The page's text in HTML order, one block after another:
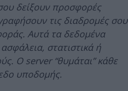
δείξουν προσφορές
τις διαδρομές σου
Αυτά τα δεδομένα
στατιστικά ή
Ο server “θυμάται” κάθε
υποδομής.